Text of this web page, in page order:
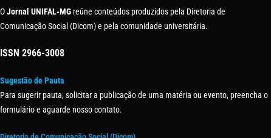
OJornal UNIFAL-MG reúne conteúdos produzidos pela Diretoria de
Comunicação Social (Dicom) e pela comunidade universitária.
ISSN 2966-3008
Sugestão de Pauta
Para sugerir pauta, solicitar a publicação de uma matéria ou evento, preencha o
formulário e aguarde nosso contato.